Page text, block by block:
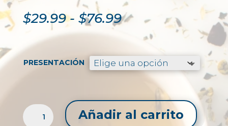
$29.99 - $76.99Rango
de
precios:
desde
$29.99
hasta
$76.99
PRESENTACIÓN
TILA
CORTE
Añadir al carrito